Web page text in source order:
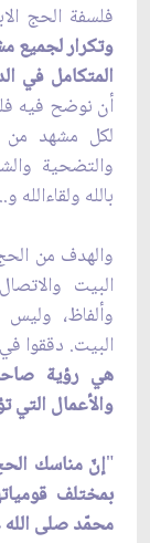
فلسفة الحج
وتكرار لجميع
المتكامل في
أن نوضح فيه
لكل مشهد من
والتضحية
بالله ولقاءالله
والهدف من
البيت
وألفاظ،
البيت. دققوا
هي رؤية
والأعمال التي
"إنّ مناسك
بمختلف
محمّد صلى